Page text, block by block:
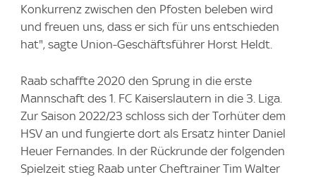
Konkurrenz zwischen den Pfosten beleben wird
und freuen uns, dass er sich für uns entschieden
hat", sagte Union-Geschäftsführer Horst Heldt.
Raab schaffte 2020 den Sprung in die erste
Mannschaft des 1. FC Kaiserslautern in die 3. Liga.
Zur Saison 2022/23 schloss sich der Torhüter dem
HSV an und fungierte dort als Ersatz hinter Daniel
Heuer Fernandes. In der Rückrunde der folgenden
Spielzeit stieg Raab unter Cheftrainer Tim Walter